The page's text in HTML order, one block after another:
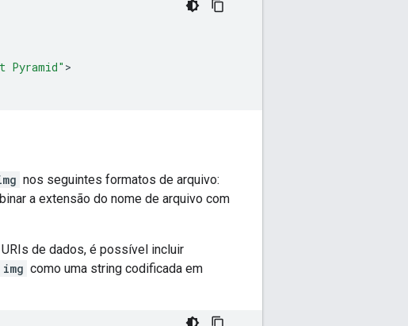
Pyramid" >
nos seguintes formatos de arquivo:
a extensão do nome de arquivo com
de dados, é possível incluir
img como uma string codificada em